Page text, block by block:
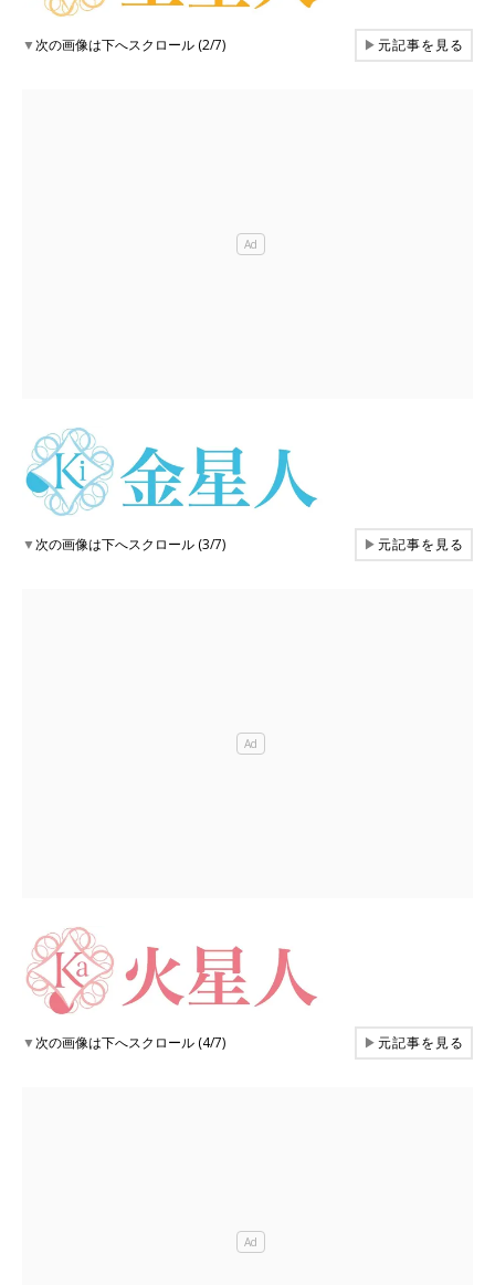
▼次の画像は下へスクロール (2/7) ▶元記事を見る
▼次の画像は下へスクロール (3/7) ▶元記事を見る
▼次の画像は下へスクロール (4/7) ▶元記事を見る